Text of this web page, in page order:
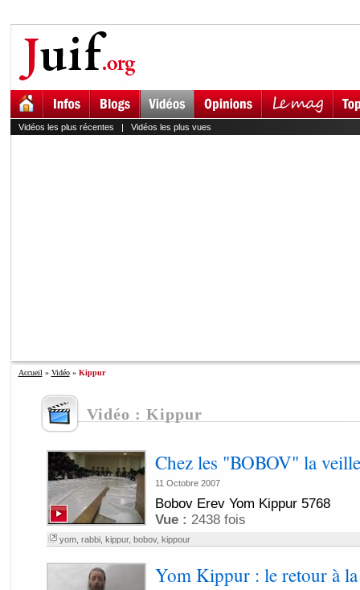
Vidéos les plus récentes | Vidéos les plus vues
Accueil » Vidéo» Kippur
Vidéo : Kippur
Chez les "BOBOV" la
11 Octobre 2007
Bobov Erev Yom Kippur 5768
Vue : 2438 fois
yom, rabbi, kippur, bobov, kippour
Yom Kippur : le retour à